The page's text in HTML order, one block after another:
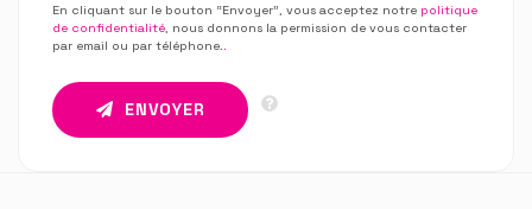
En cliquant sur le bouton “Envoyer”, vous acceptez notre politique
de confidentialité, nous donnons la permission de vous contacter
par email ou par téléphone..
ENVOYER